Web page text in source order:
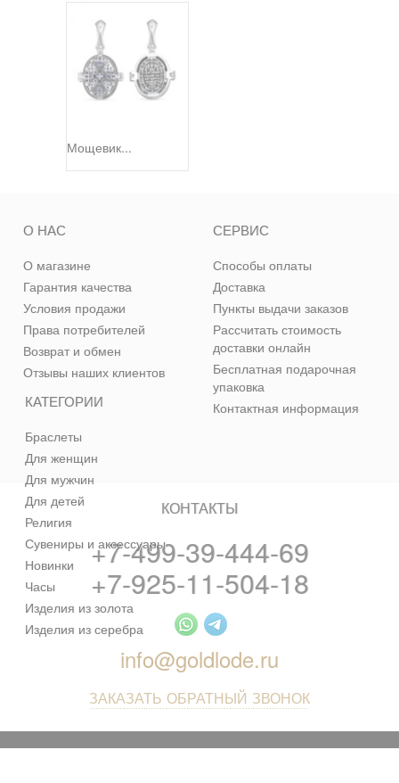
Мощевик...
КАТЕГОРИИ
Браслеты
Для женщин
Для мужчин
Для детей
Религия
Сувениры и аксессуары
Новинки
Часы
Изделия из золота
Изделия из серебра
О НАС
О магазине
Гарантия качества
Условия продажи
Права потребителей
Возврат и обмен
Отзывы наших клиентов
СЕРВИС
Способы оплаты
Доставка
Пункты выдачи заказов
Рассчитать стоимость
доставки онлайн
Бесплатная подарочная
упаковка
Контактная информация
КОНТАКТЫ
+7-499-39-444-69
+7-925-11-504-18
info@goldlode.ru
ЗАКАЗАТЬ ОБРАТНЫЙ ЗВОНОК